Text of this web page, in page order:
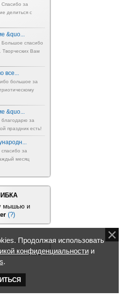
за
делиться с
&quo...
спасибо
Творческих Вам
все...
большое за
&quo...
за
праздник есть!
за
месяц
мышью и
(?)
Продолжая использовать
конфиденциальностии
.